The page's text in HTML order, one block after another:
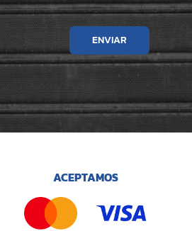
ENVIAR
ACEPTAMOS